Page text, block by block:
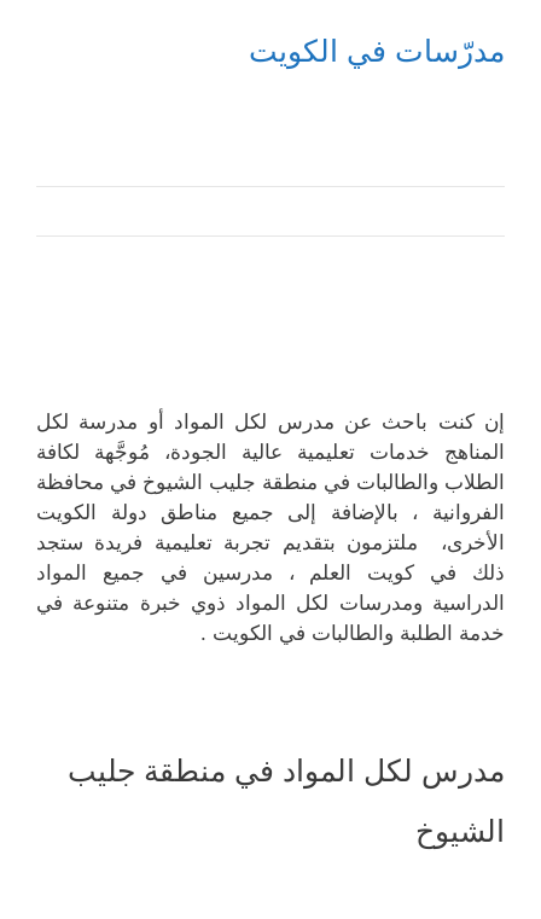
مدرّسات في الكويت
إن كنت باحث عن مدرس لكل المواد أو مدرسة لكل
المناهج خدمات تعليمية عالية الجودة، مُوجَّهة لكافة
الطلاب والطالبات في منطقة جليب الشيوخ في محافظة
الفروانية ، بالإضافة إلى جميع مناطق دولة الكويت
الأخرى، ملتزمون بتقديم تجربة تعليمية فريدة ستجد
ذلك في كويت العلم ، مدرسين في جميع المواد
الدراسية ومدرسات لكل المواد ذوي خبرة متنوعة في
خدمة الطلبة والطالبات في الكويت .
مدرس لكل المواد في منطقة جليب
الشيوخ